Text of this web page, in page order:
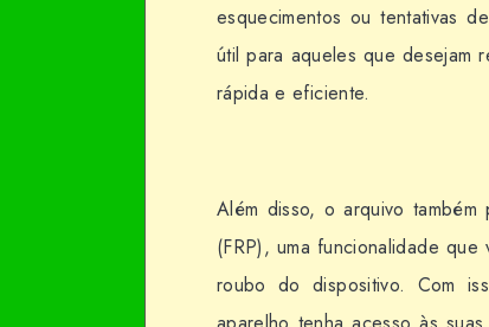
esquecimentos ou tentativas
útil para aqueles que desejam
rápida e eficiente.
Além disso, o arquivo
(FRP), uma funcionalidade
roubo do dispositivo. Com